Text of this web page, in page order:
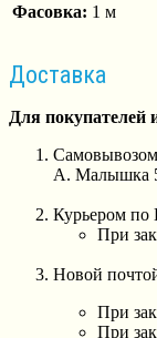
Фасовка: 1 м
Доставка
Для покупателей
А. Малышка
Курьером по
При
Новой
При
При